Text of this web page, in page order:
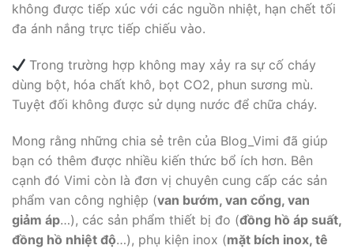
không được tiếp xúc với các nguồn nhiệt, hạn chết tối
đa ánh nắng trực tiếp chiếu vào.
Trong trường hợp không may xảy ra sự cố cháy
dùng bột, hóa chất khô, bọt CO2, phun sương mù.
Tuyệt đối không được sử dụng nước để chữa cháy.
Mong rằng những chia sẻ trên của Blog_Vimi đã giúp
bạn có thêm được nhiều kiến thức bổ ích hơn. Bên
cạnh đó Vimi còn là đơn vị chuyên cung cấp các sản
phẩm van công nghiệp (van bướm, van cổng, van
giảm áp…), các sản phẩm thiết bị đo (đồng hồ áp suất,
đồng hồ nhiệt độ…), phụ kiện inox (mặt bích inox, tê